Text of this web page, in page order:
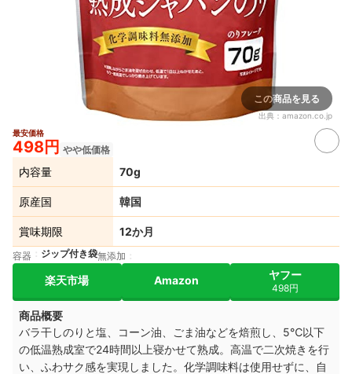
この商品を見る
出典： amazon.co.jp
最安価格
498円 やや低価格
内容量 70g
原産国 韓国
賞味期限 12か月
容器 ジップ付き袋無添加
楽天市場 Amazon ヤフー
498円
商品概要
バラ干しのりと塩、コーン油、ごま油などを焙煎し、5℃以下
の低温熟成室で24時間以上寝かせて熟成。高温で二次焼きを行
い、ふわサク感を実現しました。化学調味料は使用せずに、自